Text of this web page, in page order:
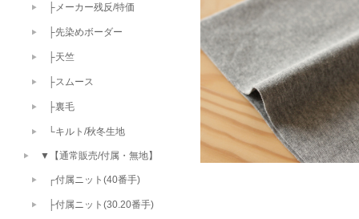
├メーカー残反/特価
├先染めボーダー
├天竺
├スムース
├裏毛
└キルト/秋冬生地
▼【通常販売/付属・無地】
┌付属ニット(40番手)
├付属ニット(30.20番手)